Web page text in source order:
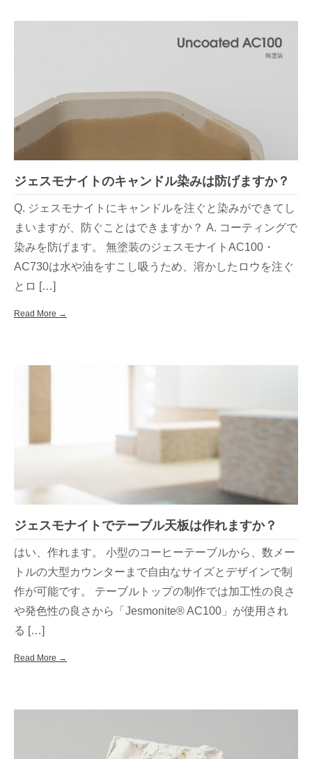
ジェスモナイトのキャンドル染みは防げますか？
Q. ジェスモナイトにキャンドルを注ぐと染みができてし
まいますが、防ぐことはできますか？ A. コーティングで
染みを防げます。 無塗装のジェスモナイトAC100・
AC730は水や油をすこし吸うため、溶かしたロウを注ぐ
とロ […]
Read More →
ジェスモナイトでテーブル天板は作れますか？
はい、作れます。 小型のコーヒーテーブルから、数メー
トルの大型カウンターまで自由なサイズとデザインで制
作が可能です。 テーブルトップの制作では加工性の良さ
や発色性の良さから「Jesmonite® AC100」が使用され
る […]
Read More →